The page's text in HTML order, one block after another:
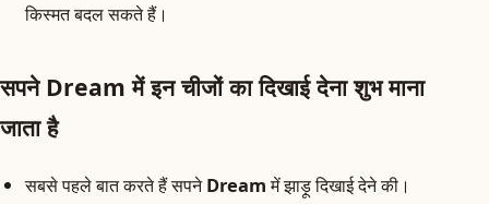
किस्मत बदल सकते हैं।
सपने Dream में इन चीजों का दिखाई देना शुभ माना
जाता है
सबसे पहले बात करते हैं सपनेDreamमें झाड़ू दिखाई देने की।